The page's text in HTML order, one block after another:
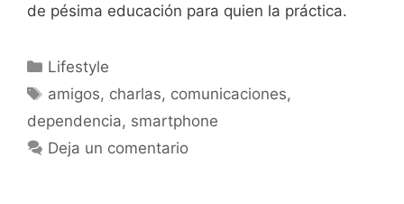
de pésima educación para quien la práctica.
Categorías
Lifestyle
Etiquetas
amigos, charlas, comunicaciones,
dependencia, smartphone
Deja un comentario